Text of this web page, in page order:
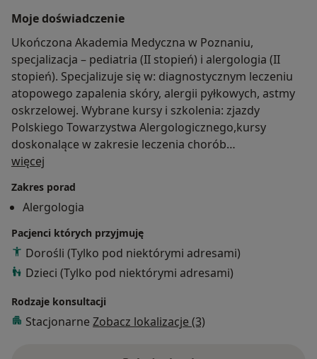
Moje doświadczenie
Ukończona Akademia Medyczna w Poznaniu,
specjalizacja – pediatria (II stopień) i alergologia (II
stopień). Specjalizuje się w: diagnostycznym leczeniu
atopowego zapalenia skóry, alergii pyłkowych, astmy
oskrzelowej. Wybrane kursy i szkolenia: zjazdy
Polskiego Towarzystwa Alergologicznego,kursy
doskonalące w zakresie leczenia chorób
alergologicznych. Doświadczenie zawodowe zdobywa
jako alergolog. Członkostwa w Towarzystwach
Naukowych: Polskie Towarzystwo Alergologiczne.
Zainteresowania: narciarstwo, turystyka górska.
więcej
Zakres porad
Alergologia
Pacjenci których przyjmuję
Dorośli (Tylko pod niektórymi adresami)
Dzieci (Tylko pod niektórymi adresami)
Rodzaje konsultacji
Stacjonarne Zobacz lokalizacje (3)